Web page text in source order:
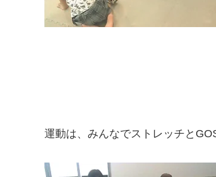
運動は、みんなでストレッチと